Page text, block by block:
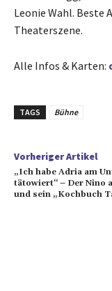
Leonie Wahl. Beste
Theaterszene.
Alle Infos & Karten:
TAGS Bühne
Vorheriger Artikel
„Ich habe Adria am
tätowiert“ – Der Nino
und sein „Kochbuch